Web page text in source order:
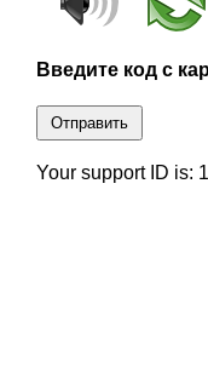
Введите код с
Отправить
Your support ID is: